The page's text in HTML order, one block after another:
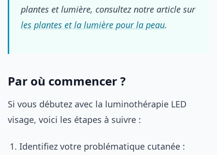
plantes et lumière, consultez notre article sur
les plantes et la lumière pour la peau.
Par où commencer ?
Si vous débutez avec la luminothérapie LED
visage, voici les étapes à suivre :
Identifiez votre problématique cutanée :